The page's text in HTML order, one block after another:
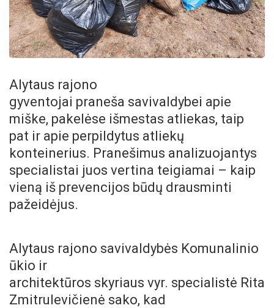
Alytaus rajono
gyventojai praneša savivaldybei apie
miške, pakelėse išmestas atliekas, taip
pat ir apie perpildytus atliekų
konteinerius. Pranešimus analizuojantys
specialistai juos vertina teigiamai – kaip
vieną iš prevencijos būdų drausminti
pažeidėjus.
Alytaus rajono savivaldybės Komunalinio
ūkio ir
architektūros skyriaus vyr. specialistė Rita
Zmitrulevičienė sako, kad